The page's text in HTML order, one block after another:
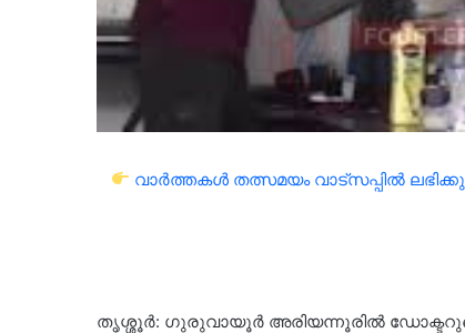
വാർത്തകൾ തത്സമയം വാട്സപ്പിൽ
തൃശ്ശൂർ: ഗുരുവായൂർ അരിയന്നൂരിൽ